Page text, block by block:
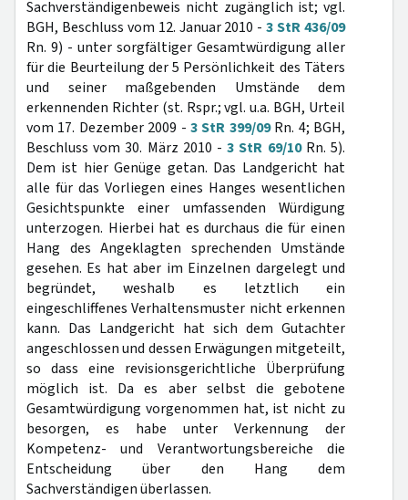
Sachverständigenbeweis nicht zugänglich ist; vgl.
BGH, Beschluss vom 12. Januar 2010 -3 StR 436/09
Rn. 9) - unter sorgfältiger Gesamtwürdigung aller
für die Beurteilung der 5 Persönlichkeit des Täters
und seiner maßgebenden Umstände dem
erkennenden Richter (st. Rspr.; vgl. u.a. BGH, Urteil
vom 17. Dezember 2009 - 3 StR 399/09Rn. 4; BGH,
Beschluss vom 30. März 2010 -3 StR 69/10Rn. 5).
Dem ist hier Genüge getan. Das Landgericht hat
alle für das Vorliegen eines Hanges wesentlichen
Gesichtspunkte einer umfassenden Würdigung
unterzogen. Hierbei hat es durchaus die für einen
Hang des Angeklagten sprechenden Umstände
gesehen. Es hat aber im Einzelnen dargelegt und
begründet, weshalb es letztlich ein
eingeschliffenes Verhaltensmuster nicht erkennen
kann. Das Landgericht hat sich dem Gutachter
angeschlossen und dessen Erwägungen mitgeteilt,
so dass eine revisionsgerichtliche Überprüfung
möglich ist. Da es aber selbst die gebotene
Gesamtwürdigung vorgenommen hat, ist nicht zu
besorgen, es habe unter Verkennung der
Kompetenz- und Verantwortungsbereiche die
Entscheidung über den Hang dem
Sachverständigen überlassen.